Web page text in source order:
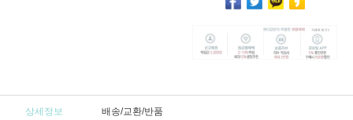
상세정보 배송/교환/반품